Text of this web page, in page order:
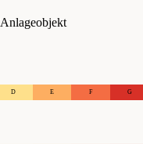
Anlageobjekt
D E F G